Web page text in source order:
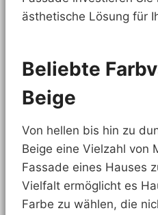
ästhetische Lösung für
Beliebte
Beige
Von hellen bis hin zu
Beige eine Vielzahl von
Fassade eines Hauses
Vielfalt ermöglicht es
Farbe zu wählen, die